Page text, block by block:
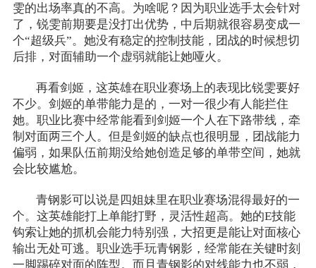
雯的出场率真的不高。为啥呢？因为职业选手太会针对
了，锐雯前期要是没打出优势，中后期就很容易变成一
个“超级兵”。她没有稳定的控制技能，团战的时候想切
后排，对面辅助一个虚弱就能让她哑火。
再看剑姬，这英雄在职业赛场上的表现比锐雯要好
不少。剑姬的单带能力是的，一对一很少有人能拦住
她。职业比赛中经常能看到剑姬一个人在下路带线，牵
制对面两三个人。但是剑姬的缺点也很明显，团战能力
偏弱，如果队伍前期没给她创造足够的单带空间，她就
会比较尴尬。
青钢影可以说是四姐妹里在职业赛场混得最好的一
个。这英雄能打上单能打野，灵活性超高。她的E技能
钩索让她的抓机会能力特别强，大招更是能让对面核心
输出无处可逃。职业选手玩青钢影，经常能在关键时刻
一脚踢碎对面的阵型。而且青钢影的对线能力也不弱，